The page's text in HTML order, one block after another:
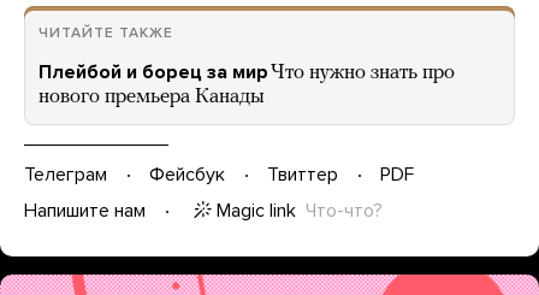
ЧИТАЙТЕ ТАКЖЕ
Плейбой и борец за мир Что нужно знать про
нового премьера Канады
Телеграм Фейсбук Твиттер
PDF
Напишите нам
Magic link Что-что?